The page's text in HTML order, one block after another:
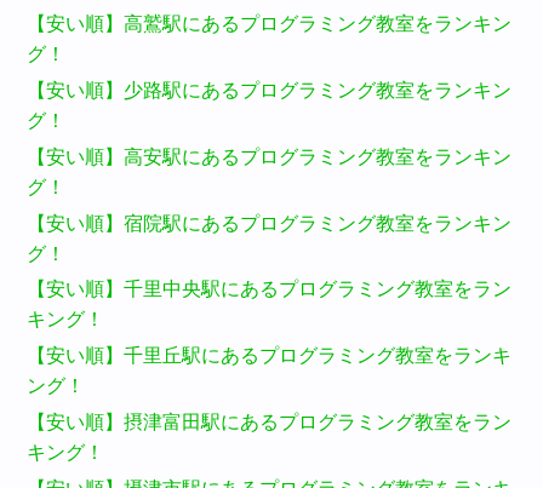
【安い順】高鷲駅にあるプログラミング教室をランキン
グ！
【安い順】少路駅にあるプログラミング教室をランキン
グ！
【安い順】高安駅にあるプログラミング教室をランキン
グ！
【安い順】宿院駅にあるプログラミング教室をランキン
グ！
【安い順】千里中央駅にあるプログラミング教室をラン
キング！
【安い順】千里丘駅にあるプログラミング教室をランキ
ング！
【安い順】摂津富田駅にあるプログラミング教室をラン
キング！